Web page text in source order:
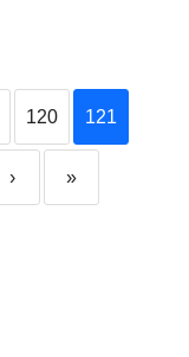
120 121
› »